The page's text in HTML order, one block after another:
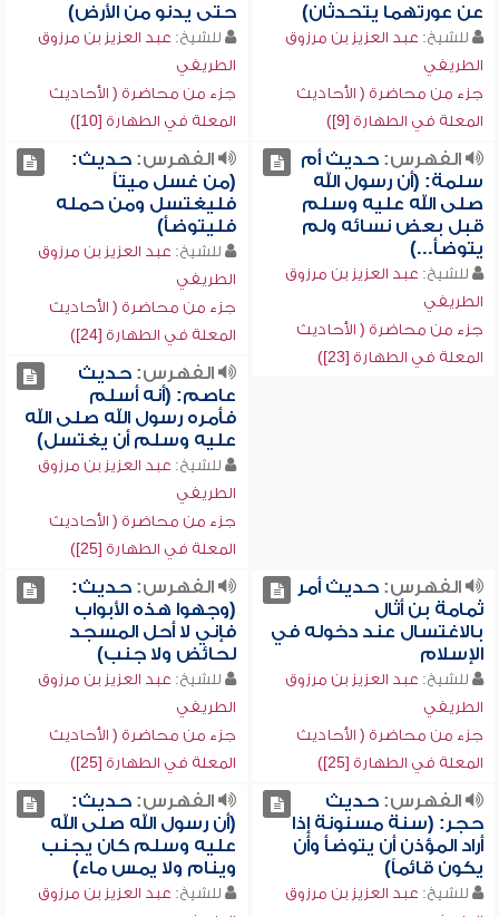
عن عورتهما يتحدثان)
للشيخ: عبد العزيز بن مرزوق
الطريفي
جزء من محاضرة ( الأحاديث
المعلة في الطهارة [9])
حتى يدنو من الأرض)
للشيخ: عبد العزيز بن مرزوق
الطريفي
جزء من محاضرة ( الأحاديث
المعلة في الطهارة [10])
الفهرس:حديث أم
سلمة: (أن رسول الله
صلى الله عليه وسلم
قبل بعض نسائه ولم
يتوضأ...)
للشيخ: عبد العزيز بن مرزوق
الطريفي
جزء من محاضرة ( الأحاديث
المعلة في الطهارة [23])
الفهرس:حديث:
(من غسل ميتاً
فليغتسل ومن حمله
فليتوضأ)
للشيخ: عبد العزيز بن مرزوق
الطريفي
جزء من محاضرة ( الأحاديث
المعلة في الطهارة [24])
الفهرس:حديث
عاصم: (أنه أسلم
فأمره رسول الله صلى الله
عليه وسلم أن يغتسل)
للشيخ: عبد العزيز بن مرزوق
الطريفي
جزء من محاضرة ( الأحاديث
المعلة في الطهارة [25])
الفهرس:حديث أمر
ثمامة بن أثال
بالاغتسال عند دخوله في
الإسلام
للشيخ: عبد العزيز بن مرزوق
الطريفي
جزء من محاضرة ( الأحاديث
المعلة في الطهارة [25])
الفهرس:حديث:
(وجهوا هذه الأبواب
فإني لا أحل المسجد
لحائض ولا جنب)
للشيخ: عبد العزيز بن مرزوق
الطريفي
جزء من محاضرة ( الأحاديث
المعلة في الطهارة [25])
الفهرس:حديث
حجر: (سنة مسنونة إذا
أراد المؤذن أن يتوضأ وأن
يكون قائماً)
للشيخ: عبد العزيز بن مرزوق
الفهرس:حديث:
(أن رسول الله صلى الله
عليه وسلم كان يجنب
وينام ولا يمس ماء)
للشيخ: عبد العزيز بن مرزوق